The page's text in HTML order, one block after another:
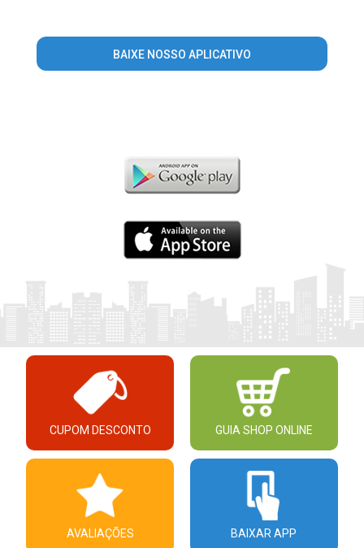
BAIXE NOSSO APLICATIVO
CUPOM DESCONTO GUIA SHOP ONLINE
AVALIAÇÕES BAIXAR APP